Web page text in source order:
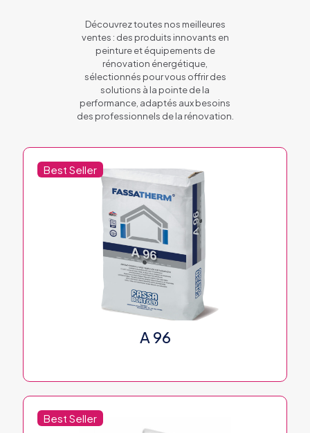
Découvrez toutes nos meilleures
ventes : des produits innovants en
peinture et équipements de
rénovation énergétique,
sélectionnés pour vous offrir des
solutions à la pointe de la
performance, adaptés aux besoins
des professionnels de la rénovation.
Best Seller
A 96
Best Seller